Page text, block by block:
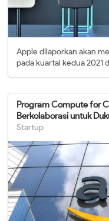
Apple dilaporkan akan
pada kuartal kedua 2021
Program Compute for
Berkolaborasi untuk
Startup